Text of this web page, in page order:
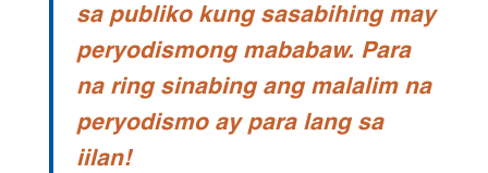
sa publiko kung sasabihing may
peryodismong mababaw. Para
na ring sinabing ang malalim na
peryodismo ay para lang sa
iilan!